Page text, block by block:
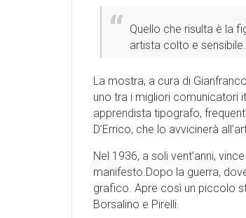
Quello che risulta è la
artista colto e sensibile.
La mostra, a cura di
uno tra i migliori comunicatori
apprendista tipografo,
D’Errico, che lo avvicinerà
Nel 1936, a soli vent’anni,
manifesto.Dopo la guerra,
grafico. Apre così un piccolo
Borsalino e Pirelli.